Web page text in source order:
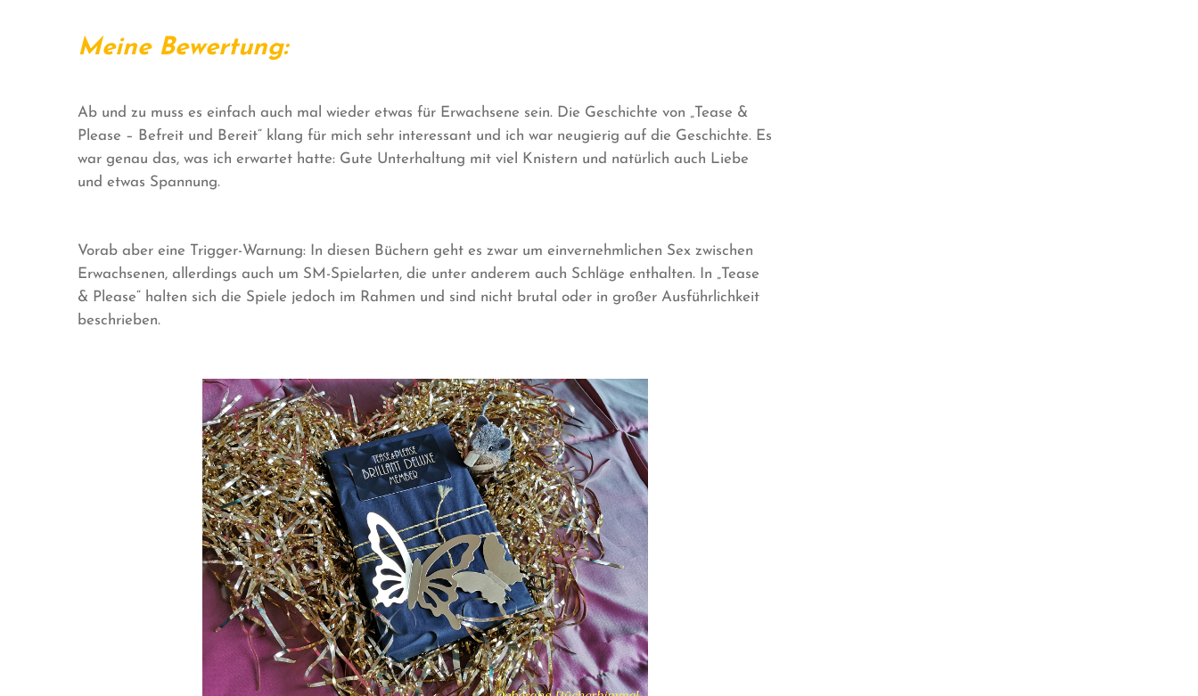
Meine Bewertung:
Ab und zu muss es einfach auch mal wieder etwas für Erwachsene sein. Die Geschichte von „Tease &
Please – Befreit und Bereit“ klang für mich sehr interessant und ich war neugierig auf die Geschichte. Es
war genau das, was ich erwartet hatte: Gute Unterhaltung mit viel Knistern und natürlich auch Liebe
und etwas Spannung.
Vorab aber eine Trigger-Warnung: In diesen Büchern geht es zwar um einvernehmlichen Sex zwischen
Erwachsenen, allerdings auch um SM-Spielarten, die unter anderem auch Schläge enthalten. In „Tease
& Please“ halten sich die Spiele jedoch im Rahmen und sind nicht brutal oder in großer Ausführlichkeit
beschrieben.